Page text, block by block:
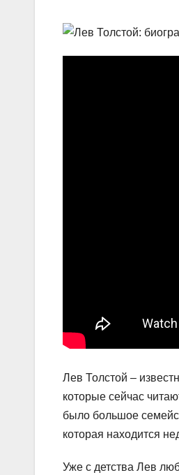
Лев Толстой –
которые сейчас
было большое
которая находится
Уже с детства Лев